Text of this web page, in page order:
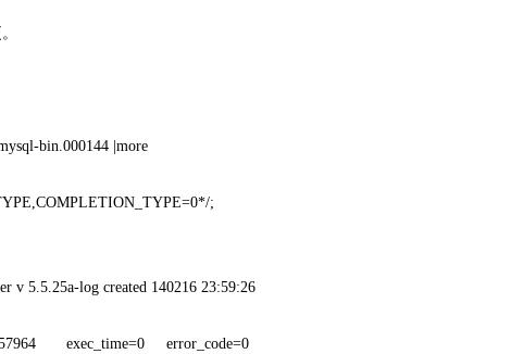
bin.000144 |more
;
v 5.5.25a-log created 140216 23:59:26
exec_time=0 error_code=0